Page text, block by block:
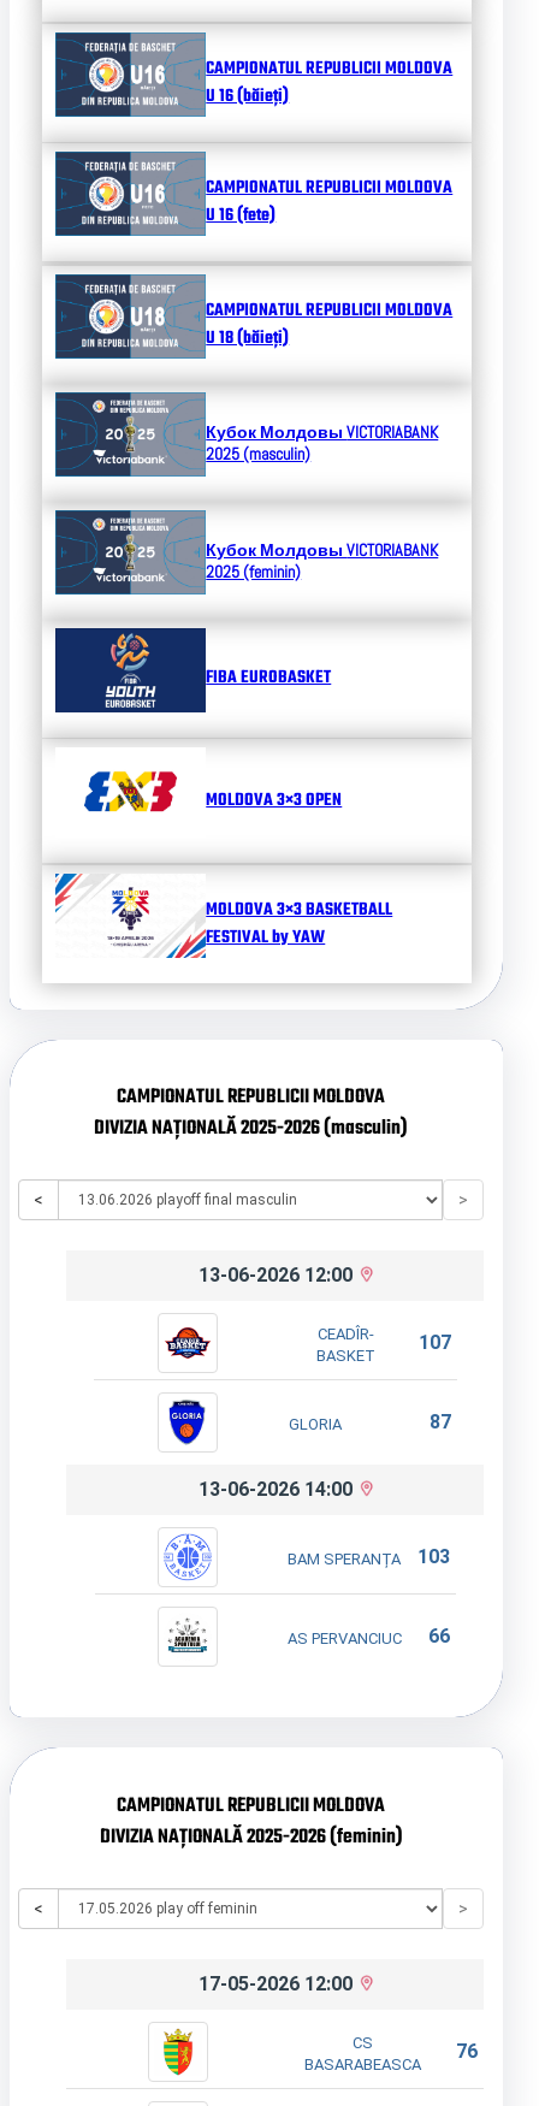
CAMPIONATUL REPUBLICII MOLDOVA
U 16 (băieți)
CAMPIONATUL REPUBLICII MOLDOVA
U 16 (fete)
CAMPIONATUL REPUBLICII MOLDOVA
U 18 (băieți)
Кубок МолдовыVICTORIABANK
2025 (masculin)
Кубок МолдовыVICTORIABANK
2025 (feminin)
FIBA EUROBASKET
MOLDOVA 3×3 OPEN
MOLDOVA 3×3 BASKETBALL
FESTIVAL by YAW
CAMPIONATUL REPUBLICII MOLDOVA
DIVIZIA NAȚIONALĂ 2025-2026 (masculin)
< >
13-06-2026 12:00
CEADÎR-
BASKET
107
GLORIA 87
13-06-2026 14:00
BAM SPERANȚA 103
AS PERVANCIUC 66
CAMPIONATUL REPUBLICII MOLDOVA
DIVIZIA NAȚIONALĂ 2025-2026 (feminin)
< >
17-05-2026 12:00
CS
BASARABEASCA
76